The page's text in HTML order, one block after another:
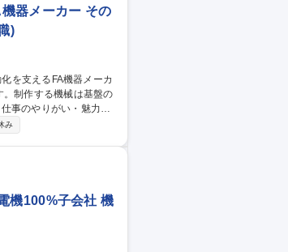
器メーカー その
)
成感を味わうことがで
み
機100%子会社 機